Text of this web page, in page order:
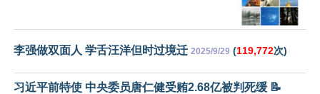
李强做双面人 学舌汪洋但时过境迁 2025/9/29 (119,772次)
习近平前特使 中央委员唐仁健受贿2.68亿被判死缓 📝